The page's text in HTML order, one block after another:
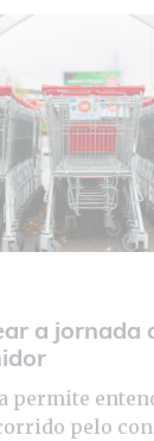
a jornada
permite
pelo